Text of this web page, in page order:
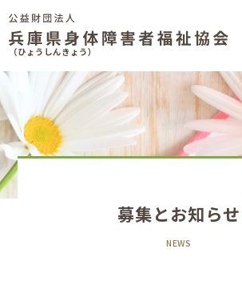
（ひょうしんきょう）
募集とお知らせ
NEWS